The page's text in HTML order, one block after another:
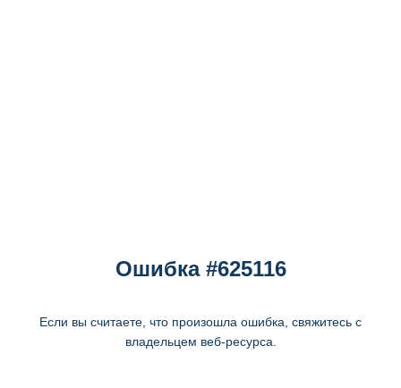
Ошибка #625116
Если вы считаете, что произошла ошибка, свяжитесь с
владельцем веб-ресурса.